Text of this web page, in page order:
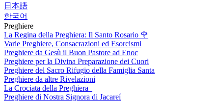
日本語
한국어
Preghiere
La Regina della Preghiera: Il Santo Rosario 🌹
Varie Preghiere, Consacrazioni ed Esorcismi
Preghiere da Gesù il Buon Pastore ad Enoc
Preghiere per la Divina Preparazione dei Cuori
Preghiere del Sacro Rifugio della Famiglia Santa
Preghiere da altre Rivelazioni
La Crociata della Preghiera
Preghiere di Nostra Signora di Jacareí